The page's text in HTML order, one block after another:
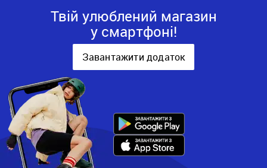
Твій улюблений магазин
у смартфоні!
Завантажити додаток